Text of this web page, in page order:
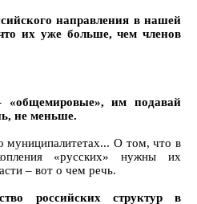
направления в нашей
их уже больше, чем членов
им подавай
не меньше.
муниципалитетах... О том, что в
«русских» нужны их
– вот о чем речь.
российских структур в